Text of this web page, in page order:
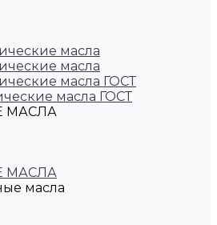
масла
масла
масла ГОСТ
масла ГОСТ
МАСЛА
МАСЛА
масла